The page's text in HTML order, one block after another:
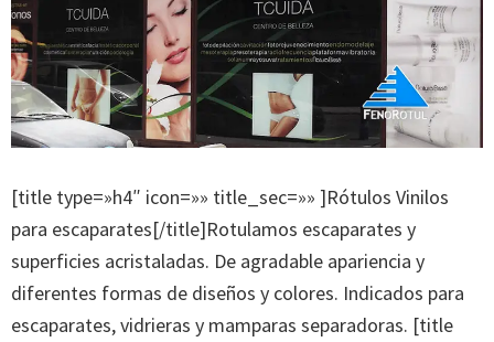
[title type=»h4″ icon=»» title_sec=»» ]Rótulos Vinilos
para escaparates[/title]Rotulamos escaparates y
superficies acristaladas. De agradable apariencia y
diferentes formas de diseños y colores. Indicados para
escaparates, vidrieras y mamparas separadoras. [title